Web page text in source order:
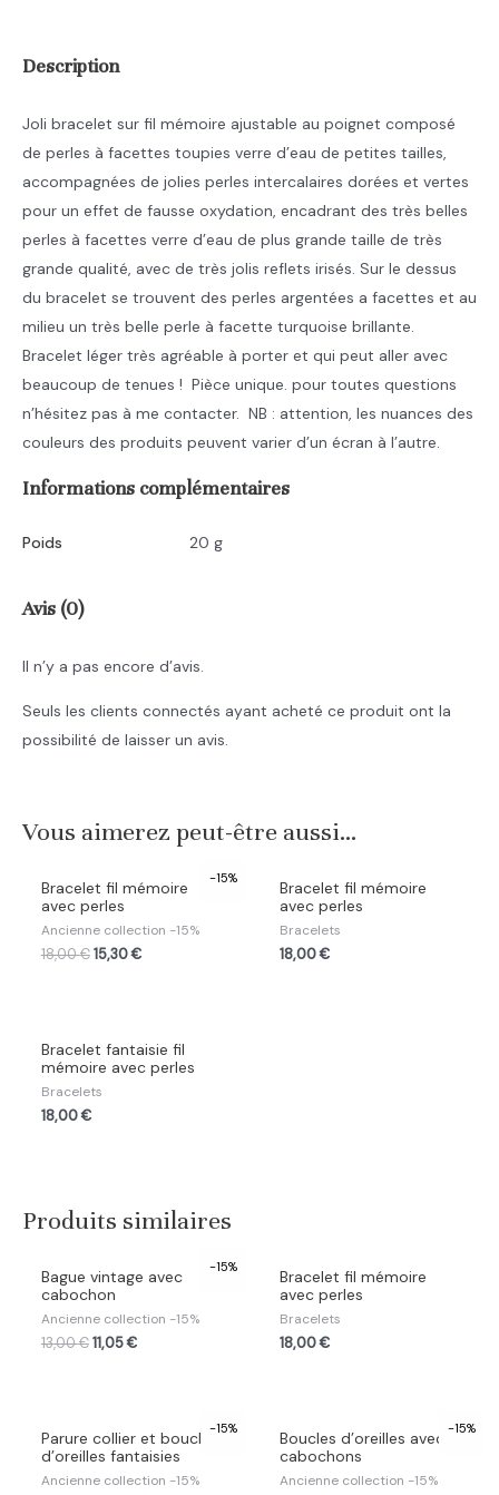
Description
Joli bracelet sur fil mémoire ajustable au poignet composé
de perles à facettes toupies verre d’eau de petites tailles,
accompagnées de jolies perles intercalaires dorées et vertes
pour un effet de fausse oxydation, encadrant des très belles
perles à facettes verre d’eau de plus grande taille de très
grande qualité, avec de très jolis reflets irisés. Sur le dessus
du bracelet se trouvent des perles argentées a facettes et au
milieu un très belle perle à facette turquoise brillante.
Bracelet léger très agréable à porter et qui peut aller avec
beaucoup de tenues ! Pièce unique. pour toutes questions
n’hésitez pas à me contacter. NB : attention, les nuances des
couleurs des produits peuvent varier d’un écran à l’autre.
Informations complémentaires
Poids 20 g
Avis (0)
Il n’y a pas encore d’avis.
Seuls les clients connectés ayant acheté ce produit ont la
possibilité de laisser un avis.
Vous aimerez peut-être aussi…
-15%
Bracelet fil mémoire
avec perles
Ancienne collection -15%
18,00€ 15,30€
Bracelet fil mémoire
avec perles
Bracelets
18,00€
Bracelet fantaisie fil
mémoire avec perles
Bracelets
18,00€
Produits similaires
-15%
Bague vintage avec
cabochon
Ancienne collection -15%
13,00€ 11,05€
Bracelet fil mémoire
avec perles
Bracelets
18,00€
-15%
Parure collier et boucle
d’oreilles fantaisies
Ancienne collection -15%
-15%
Boucles d’oreilles avec
cabochons
Ancienne collection -15%